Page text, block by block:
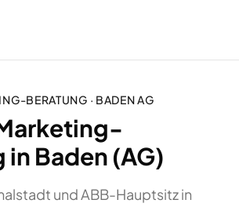
BERATUNG · BADENAG
in Baden (AG)
und ABB-Hauptsitz in